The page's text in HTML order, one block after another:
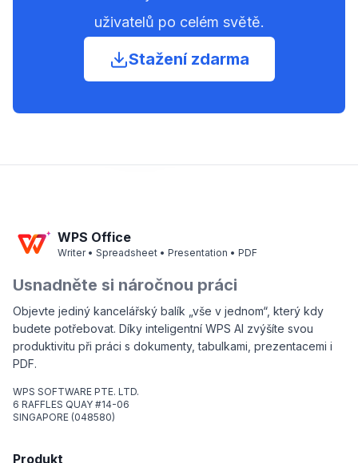
uživatelů po celém světě.
Stažení zdarma
WPS Office
Writer • Spreadsheet • Presentation • PDF
Usnadněte si náročnou práci
Objevte jediný kancelářský balík „vše v jednom“, který kdy
budete potřebovat. Díky inteligentní WPS AI zvýšíte svou
produktivitu při práci s dokumenty, tabulkami, prezentacemi i
PDF.
WPS SOFTWARE PTE. LTD.
6 RAFFLES QUAY #14-06
SINGAPORE (048580)
Produkt